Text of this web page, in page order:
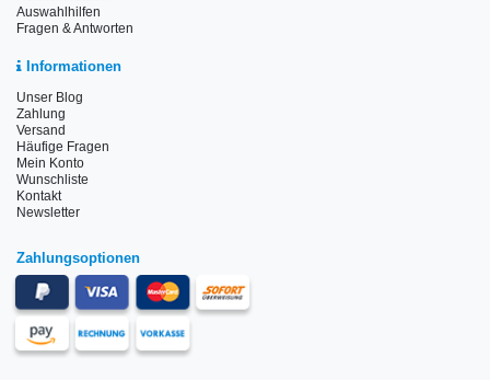
Auswahlhilfen
Fragen & Antworten
Informationen
Unser Blog
Zahlung
Versand
Häufige Fragen
Mein Konto
Wunschliste
Kontakt
Newsletter
Zahlungsoptionen